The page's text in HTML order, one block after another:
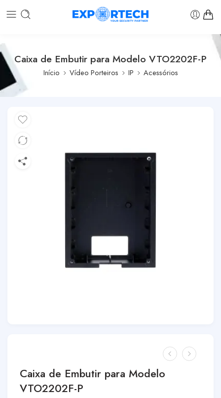
Caixa de Embutir para Modelo VTO2202F-P
Início Vídeo Porteiros IP Acessórios
Caixa de Embutir para Modelo
VTO2202F-P